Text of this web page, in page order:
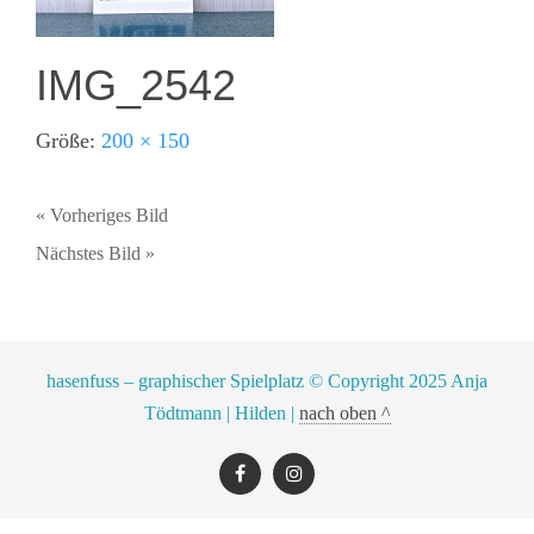
IMG_2542
Größe: 200 × 150
« Vorheriges Bild
Nächstes Bild »
hasenfuss – graphischer Spielplatz © Copyright 2025 Anja
Tödtmann | Hilden | nach oben ^